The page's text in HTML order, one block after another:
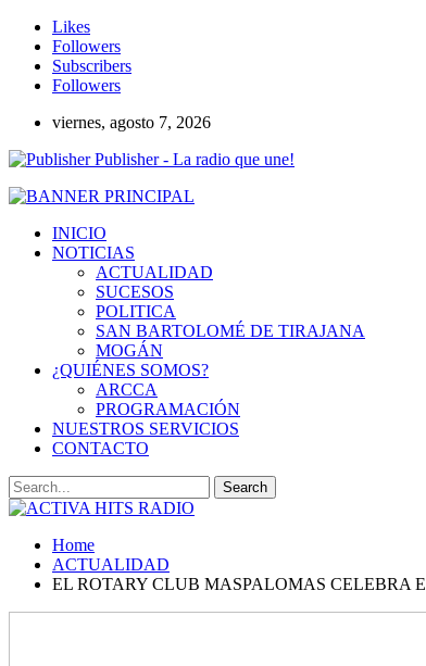
Likes
Followers
Subscribers
Followers
viernes, agosto 7, 2026
Publisher - La radio que une!
INICIO
NOTICIAS
ACTUALIDAD
SUCESOS
POLITICA
SAN BARTOLOMÉ DE TIRAJANA
MOGÁN
¿QUIÉNES SOMOS?
ARCCA
PROGRAMACIÓN
NUESTROS SERVICIOS
CONTACTO
Home
ACTUALIDAD
EL ROTARY CLUB MASPALOMAS CELEBRA